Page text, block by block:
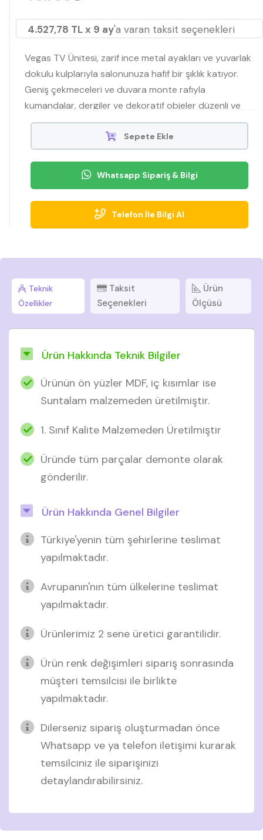
4.527,78 TL x 9 ay'a varan taksit seçenekleri
Vegas TV Ünitesi, zarif ince metal ayakları ve yuvarlak
dokulu kulplarıyla salonunuza hafif bir şıklık katıyor.
Geniş çekmeceleri ve duvara monte rafıyla
kumandalar, dergiler ve dekoratif objeler düzenli ve
erişilebilir. Minimal beyaz yüzeyler, her dekor tarzına
Sepete Ekle
Whatsapp Sipariş & Bilgi
Telefon İle Bilgi Al
Teknik
Özellikler
Taksit
Seçenekleri
Ürün
Ölçüsü
Ürün Hakkında Teknik Bilgiler
Ürünün ön yüzler MDF, iç kısımlar ise
Suntalam malzemeden üretilmiştir.
1. Sınıf Kalite Malzemeden Üretilmiştir
Üründe tüm parçalar demonte olarak
gönderilir.
Ürün Hakkında Genel Bilgiler
Türkiye'yenin tüm şehirlerine teslimat
yapılmaktadır.
Avrupanın'nın tüm ülkelerine teslimat
yapılmaktadır.
Ürünlerimiz 2 sene üretici garantilidir.
Ürün renk değişimleri sipariş sonrasında
müşteri temsilcisi ile birlikte
yapılmaktadır.
Dilerseniz sipariş oluşturmadan önce
Whatsapp ve ya telefon iletişimi kurarak
temsilciniz ile siparişinizi
detaylandırabilirsiniz.